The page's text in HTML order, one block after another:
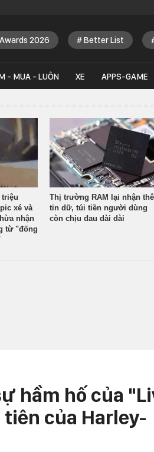
2026 Better List
- MUA - LUÔN XE APPS-GAME
xé và
nhận
từ "đống
Thị trường RAM lại nhận
tin dữ, túi tiền người dùng
còn chịu đau dài dài
hầm hố của
của Harley-